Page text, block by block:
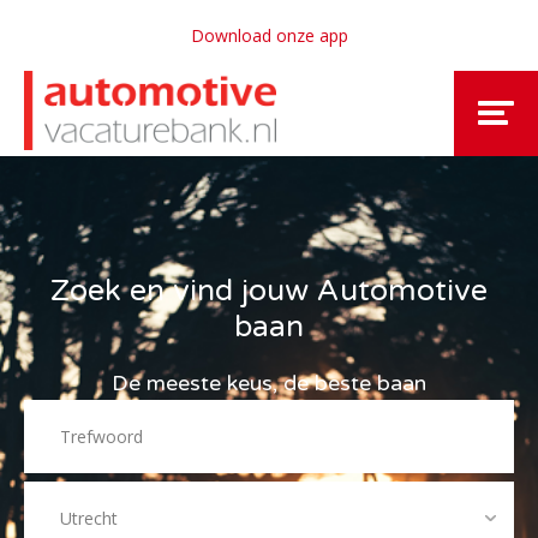
Download onze app
Zoek en vind jouw Automotive
baan
De meeste keus, de beste baan